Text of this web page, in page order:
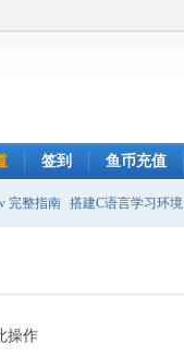
签到 鱼币充值
完整指南 搭建C语言学习环境
操作